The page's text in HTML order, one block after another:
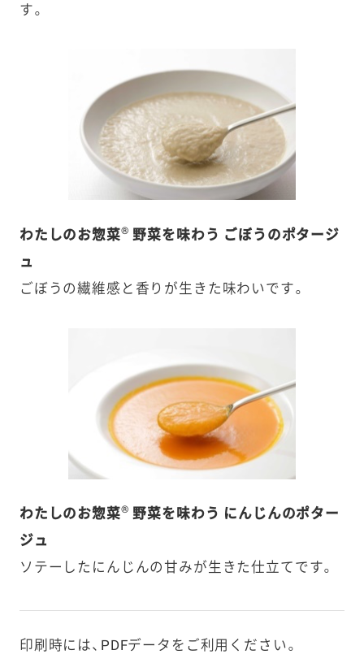
す。
わたしのお惣菜® 野菜を味わう ごぼうのポタージ
ュ
ごぼうの繊維感と香りが生きた味わいです。
わたしのお惣菜® 野菜を味わう にんじんのポター
ジュ
ソテーしたにんじんの甘みが生きた仕立てです。
印刷時には、PDFデータをご利用ください。